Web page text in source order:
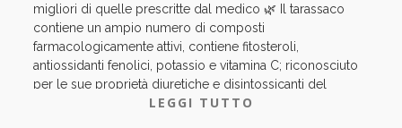
migliori di quelle prescritte dal medico 🌿 Il tarassaco
contiene un ampio numero di composti
farmacologicamente attivi, contiene fitosteroli,
antiossidanti fenolici, potassio e vitamina C; riconosciuto
per le sue proprietà diuretiche e disintossicanti del
fegato. Più che un pasto, è una medicina 🌱 #tarassaco
LEGGI TUTTO